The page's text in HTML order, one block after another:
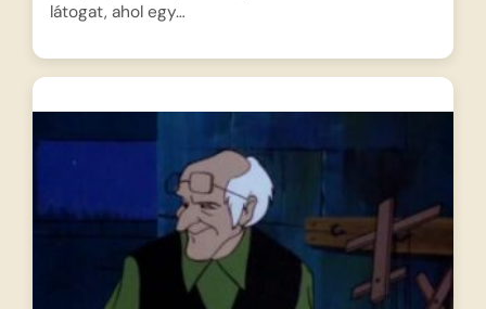
látogat, ahol egy…